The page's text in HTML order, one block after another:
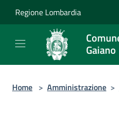
Regione Lombardia
Gaiano
Home > Amministrazione >